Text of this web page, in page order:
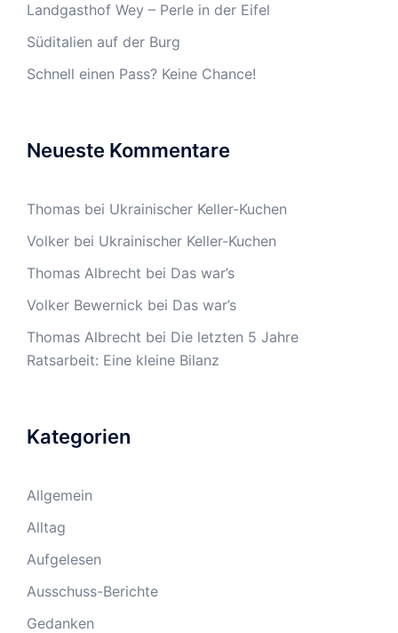
Landgasthof Wey – Perle in der Eifel
Süditalien auf der Burg
Schnell einen Pass? Keine Chance!
Neueste Kommentare
Thomas bei Ukrainischer Keller-Kuchen
Volker bei Ukrainischer Keller-Kuchen
Thomas Albrecht bei Das war’s
Volker Bewernick bei Das war’s
Thomas Albrecht bei Die letzten 5 Jahre
Ratsarbeit: Eine kleine Bilanz
Kategorien
Allgemein
Alltag
Aufgelesen
Ausschuss-Berichte
Gedanken